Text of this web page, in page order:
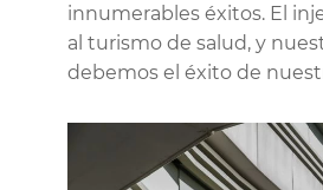
innumerables éxitos. El
al turismo de salud, y
debemos el éxito de